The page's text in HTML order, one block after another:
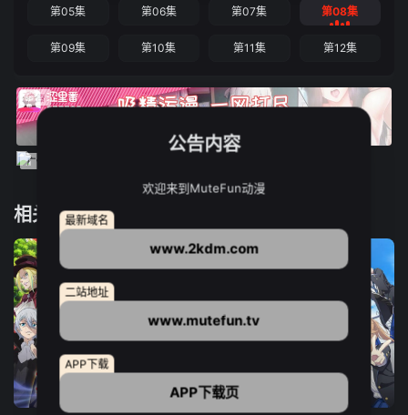
第05集 第06集 第07集 第08集
第09集 第10集 第11集 第12集
相关推荐
12集全
公告内容
欢迎来到MuteFun动漫
最新域名
www.2kdm.com
二站地址
www.mutefun.tv
APP下载
APP下载页